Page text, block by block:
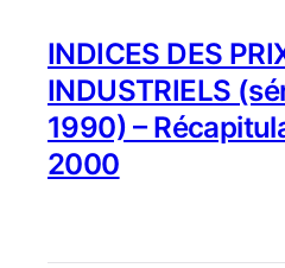
INDICES DES
INDUSTRIELS
1990) –
2000